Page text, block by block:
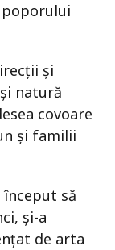
și
natură
covoare
și familii
început să
și-a
de arta